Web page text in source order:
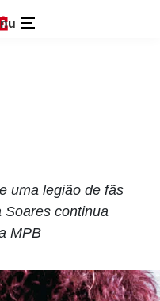
uma legião de fãs
Soares continua
MPB